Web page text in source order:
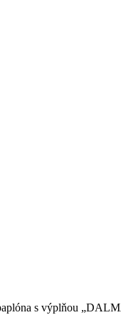
s výplňou